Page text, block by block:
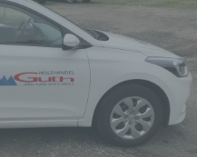
ist die
auf welche die
Daten ohne
mehr einer
Person
können, sofern